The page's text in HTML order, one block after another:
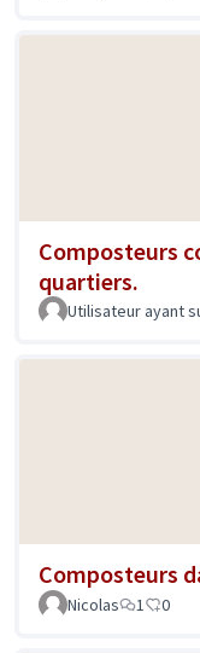
Composteurs
quartiers.
Utilisateur ayant
Composteurs
Nicolas
1 0